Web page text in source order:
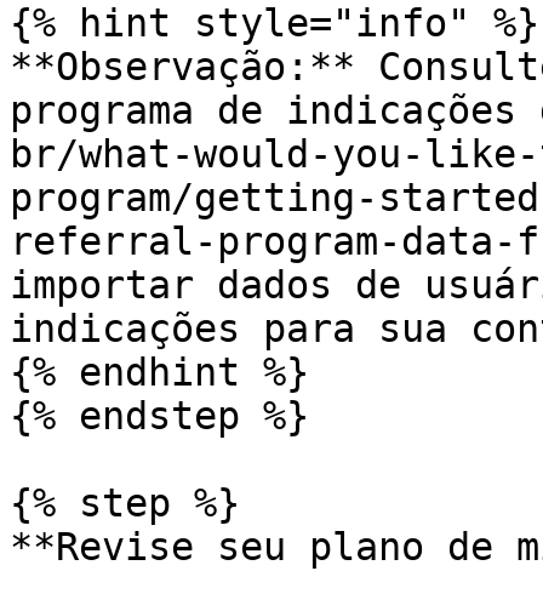
{% hint style="info" %}
**Observação:**
programa de
br/what-would-you-
program/getting-
referral-program-data-
importar dados de
indicações para sua
{% endhint %}
{% endstep %}
{% step %}
**Revise seu plano de